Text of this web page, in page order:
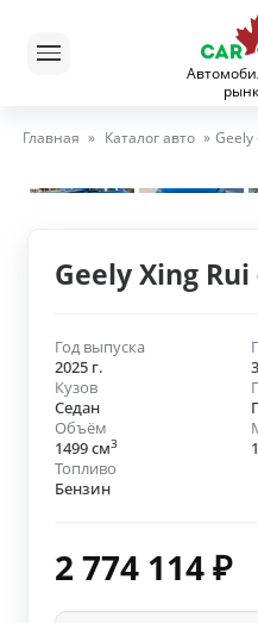
Главная » Каталог авто » Geely
Geely Xing
Год выпуска
2025 г.
Кузов
Седан
Объём
1499 см3
Топливо
Бензин
2 774 114₽